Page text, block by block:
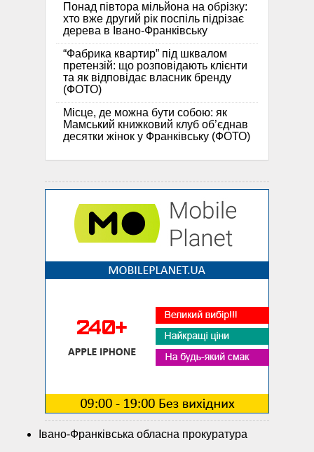
Понад півтора мільйона на обрізку:
хто вже другий рік поспіль підрізає
дерева в Івано-Франківську
“Фабрика квартир” під шквалом
претензій: що розповідають клієнти
та як відповідає власник бренду
(ФОТО)
Місце, де можна бути собою: як
Мамський книжковий клуб об’єднав
десятки жінок у Франківську (ФОТО)
Івано-Франківська обласна прокуратура